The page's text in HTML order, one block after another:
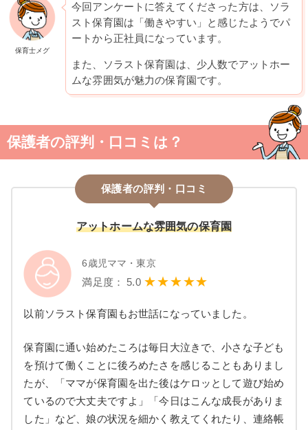
保育士メグ
今回アンケートに答えてくださった方は、ソラ
スト保育園は「働きやすい」と感じたようでパ
ートから正社員になっています。
また、ソラスト保育園は、少人数でアットホー
ムな雰囲気が魅力の保育園です。
保護者の評判・口コミは？
保護者の評判・口コミ
アットホームな雰囲気の保育園
6歳児ママ・東京
満足度： 5.0 ★★★★★
以前ソラスト保育園もお世話になっていました。
保育園に通い始めたころは毎日大泣きで、小さな子ども
を預けて働くことに後ろめたさを感じることもありまし
たが、「ママが保育園を出た後はケロッとして遊び始め
ているので大丈夫ですよ」「今日はこんな成長がありま
した」など、娘の状況を細かく教えてくれたり、連絡帳